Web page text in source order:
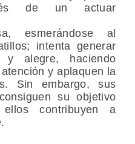
de un actuar
esmerándose al
intenta generar
y alegre, haciendo
y aplaquen la
Sin embargo, sus
su objetivo
contribuyen a